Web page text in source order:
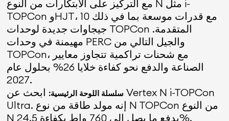
مع التركيز على الابتكارات من النوع N مثل i-
TOPCon وHJT، مع قدرات موسعة بما في ذلك 10
جيجاوات جديدة لوحدات TOPCon المتقدمة.
مهيمنة في وحدات PERC والجيل التالي من
TOPCon، مع شحنات تراكمية تتجاوز معايير
الصناعة والدفع نحو كفاءة خلايا 26% بحلول عام
2027.
سلسلة اللوحة الرئيسية: ابحث عن Vertex N i-TOPCon
Ultra. إنه مولد طاقة من نوع N TOPCon من النوع
N يدفع ما يصل إلى 760 واط بكفاءة 24.5%.